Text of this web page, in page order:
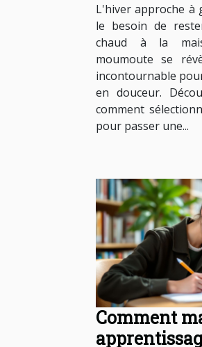
L'hiver approche à
le besoin de
chaud à la
moumoute se
incontournable
en douceur.
comment
pour passer une...
Comment